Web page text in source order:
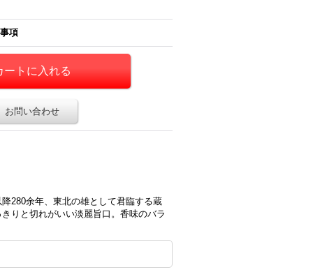
項
お問い合わせ
280余年、東北の雄として君臨する蔵
りと切れがいい淡麗旨口。香味のバラ